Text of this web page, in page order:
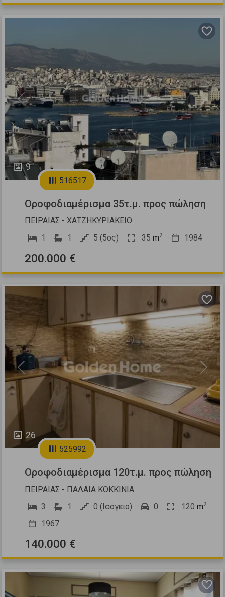
9
Previous Next
516517
Οροφοδιαμέρισμα 35τ.μ. προς πώληση
ΠΕΙΡΑΙΑΣ - ΧΑΤΖΗΚΥΡΙΑΚΕΙΟ
1
1 5 (5ος) 35 m2 1984
200.000 €
26
Previous Next
525992
Οροφοδιαμέρισμα 120τ.μ. προς πώληση
ΠΕΙΡΑΙΑΣ - ΠΑΛΑΙΑ ΚΟΚΚΙΝΙΑ
3
1 0 (Ισόγειο) 0 120 m2
1967
140.000 €